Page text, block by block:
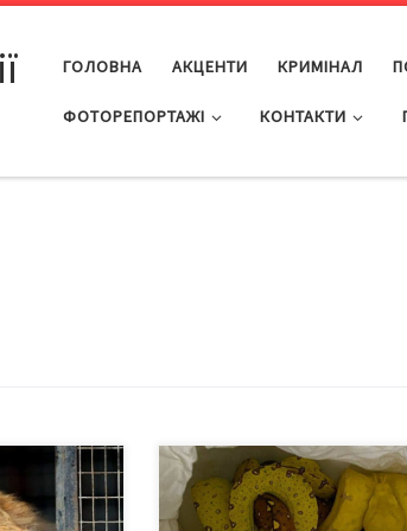
ГОЛОВНА АКЦЕНТИ КРИМІНАЛ
ФОТОРЕПОРТАЖІ КОНТАКТИ
закон, який
собак
Також
Під час перевірки автомобіля у
пункті пропуску «Порубне»
прикордонники з митниками